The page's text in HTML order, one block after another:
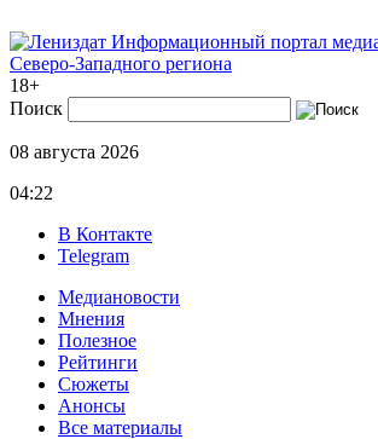
Информационный портал
Северо-Западного региона
18+
Поиск
08 августа 2026
04:22
В Контакте
Telegram
Медиановости
Мнения
Полезное
Рейтинги
Сюжеты
Анонсы
Все материалы